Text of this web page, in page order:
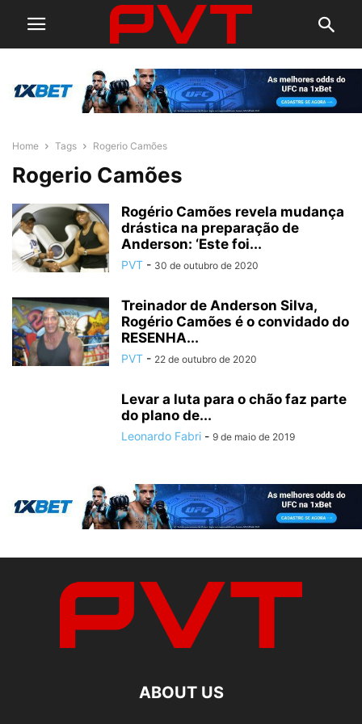
Home Tags Rogerio Camões
Rogerio Camões
Rogério Camões revela mudança
drástica na preparação de
Anderson: ‘Este foi...
PVT - 30 de outubro de 2020
Treinador de Anderson Silva,
Rogério Camões é o convidado do
RESENHA...
PVT - 22 de outubro de 2020
Levar a luta para o chão faz parte
do plano de...
Leonardo Fabri - 9 de maio de 2019
ABOUT US